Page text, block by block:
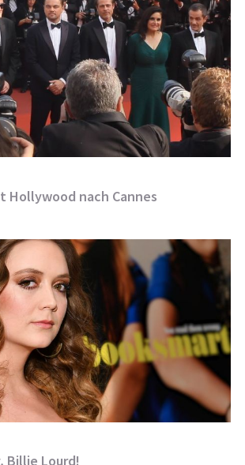
Hollywood nach Cannes
Billie Lourd!